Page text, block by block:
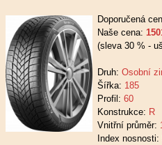
Doporučená
Naše cena:
(sleva 30 % -
Druh: Osobní
Šířka: 185
Profil: 60
Konstrukce: R
Vnitřní průměr:
Index nosnosti: